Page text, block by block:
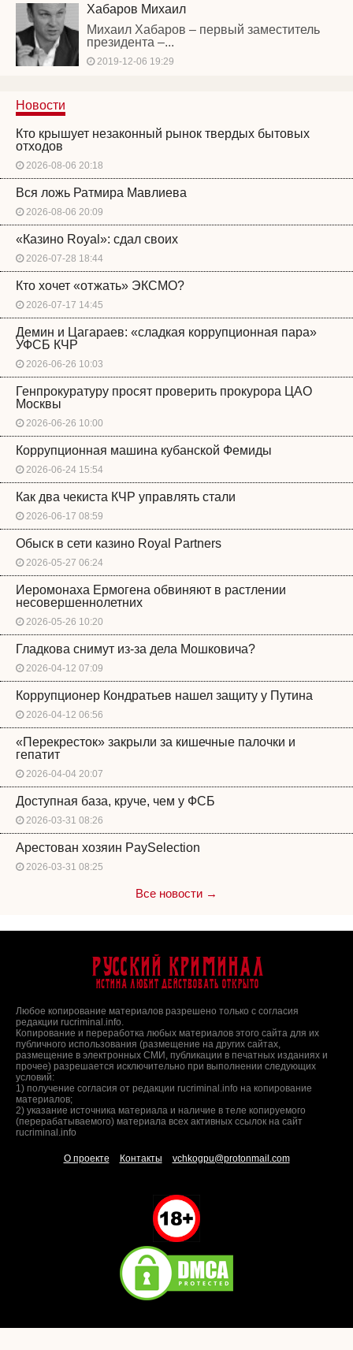
Хабаров Михаил
Михаил Хабаров – первый заместитель
президента –...
2019-12-06 19:29
Новости
Кто крышует незаконный рынок твердых бытовых
отходов
2026-08-06 20:18
Вся ложь Ратмира Мавлиева
2026-08-06 20:09
«Казино Royal»: сдал своих
2026-07-28 18:44
Кто хочет «отжать» ЭКСМО?
2026-07-17 14:45
Демин и Цагараев: «сладкая коррупционная пара»
УФСБ КЧР
2026-06-26 10:03
Генпрокуратуру просят проверить прокурора ЦАО
Москвы
2026-06-26 10:00
Коррупционная машина кубанской Фемиды
2026-06-24 15:54
Как два чекиста КЧР управлять стали
2026-06-17 08:59
Обыск в сети казино Royal Partners
2026-05-27 06:24
Иеромонаха Ермогена обвиняют в растлении
несовершеннолетних
2026-05-26 10:20
Гладкова снимут из-за дела Мошковича?
2026-04-12 07:09
Коррупционер Кондратьев нашел защиту у Путина
2026-04-12 06:56
«Перекресток» закрыли за кишечные палочки и
гепатит
2026-04-04 20:07
Доступная база, круче, чем у ФСБ
2026-03-31 08:26
Арестован хозяин PaySelection
2026-03-31 08:25
Все новости →
Русский Криминал
Истина любит действовать открыто
Любое копирование материалов разрешено только с согласия
редакции rucriminal.info.
Копирование и переработка любых материалов этого сайта для их
публичного использования (размещение на других сайтах,
размещение в электронных СМИ, публикации в печатных изданиях и
прочее) разрешается исключительно при выполнении следующих
условий:
1) получение согласия от редакции rucriminal.info на копирование
материалов;
2) указание источника материала и наличие в теле копируемого
(перерабатываемого) материала всех активных ссылок на сайт
rucriminal.info
О проекте Контакты vchkogpu@protonmail.com